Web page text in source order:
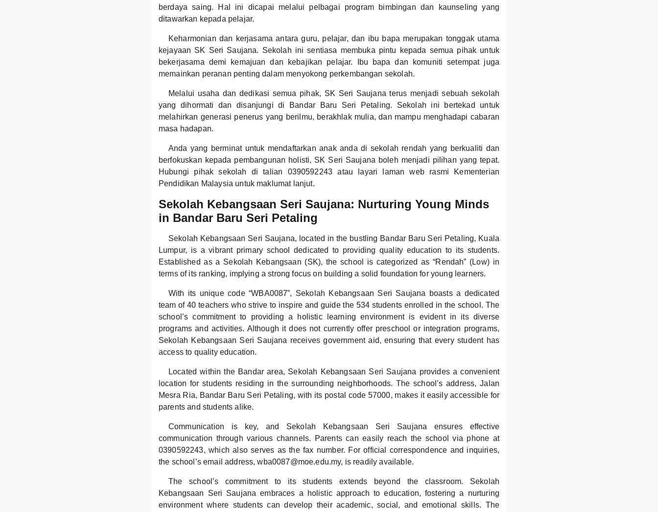
berdaya saing. Hal ini dicapai melalui pelbagai program bimbingan dan kaunseling yang
ditawarkan kepada pelajar.
Keharmonian dan kerjasama antara guru, pelajar, dan ibu bapa merupakan tonggak utama
kejayaan SK Seri Saujana. Sekolah ini sentiasa membuka pintu kepada semua pihak untuk
bekerjasama demi kemajuan dan kebajikan pelajar. Ibu bapa dan komuniti setempat juga
memainkan peranan penting dalam menyokong perkembangan sekolah.
Melalui usaha dan dedikasi semua pihak, SK Seri Saujana terus menjadi sebuah sekolah
yang dihormati dan disanjungi di Bandar Baru Seri Petaling. Sekolah ini bertekad untuk
melahirkan generasi penerus yang berilmu, berakhlak mulia, dan mampu menghadapi cabaran
masa hadapan.
Anda yang berminat untuk mendaftarkan anak anda di sekolah rendah yang berkualiti dan
berfokuskan kepada pembangunan holisti, SK Seri Saujana boleh menjadi pilihan yang tepat.
Hubungi pihak sekolah di talian 0390592243 atau layari laman web rasmi Kementerian
Pendidikan Malaysia untuk maklumat lanjut.
Sekolah Kebangsaan Seri Saujana: Nurturing Young Minds
in Bandar Baru Seri Petaling
Sekolah Kebangsaan Seri Saujana, located in the bustling Bandar Baru Seri Petaling, Kuala
Lumpur, is a vibrant primary school dedicated to providing quality education to its students.
Established as a Sekolah Kebangsaan (SK), the school is categorized as “Rendah” (Low) in
terms of its ranking, implying a strong focus on building a solid foundation for young learners.
With its unique code “WBA0087”, Sekolah Kebangsaan Seri Saujana boasts a dedicated
team of 40 teachers who strive to inspire and guide the 534 students enrolled in the school. The
school’s commitment to providing a holistic learning environment is evident in its diverse
programs and activities. Although it does not currently offer preschool or integration programs,
Sekolah Kebangsaan Seri Saujana receives government aid, ensuring that every student has
access to quality education.
Located within the Bandar area, Sekolah Kebangsaan Seri Saujana provides a convenient
location for students residing in the surrounding neighborhoods. The school’s address, Jalan
Mesra Ria, Bandar Baru Seri Petaling, with its postal code 57000, makes it easily accessible for
parents and students alike.
Communication is key, and Sekolah Kebangsaan Seri Saujana ensures effective
communication through various channels. Parents can easily reach the school via phone at
0390592243, which also serves as the fax number. For official correspondence and inquiries,
the school’s email address, wba0087@moe.edu.my, is readily available.
The school’s commitment to its students extends beyond the classroom. Sekolah
Kebangsaan Seri Saujana embraces a holistic approach to education, fostering a nurturing
environment where students can develop their academic, social, and emotional skills. The